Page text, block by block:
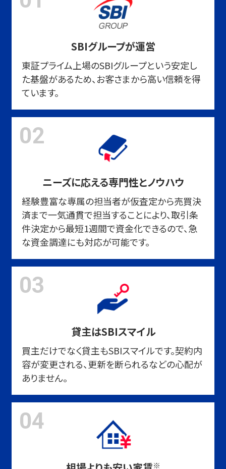
SBIグループが運営
東証プライム上場のSBIグループという安定し
た基盤があるため、お客さまから高い信頼を得
ています。
02
ニーズに応える専門性とノウハウ
経験豊富な専属の担当者が仮査定から売買決
済まで一気通貫で担当することにより、取引条
件決定から最短1週間で資金化できるので、急
な資金調達にも対応が可能です。
03
貸主はSBIスマイル
買主だけでなく貸主もSBIスマイルです。契約内
容が変更される、更新を断られるなどの心配が
ありません。
04
※